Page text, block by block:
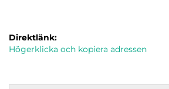
Direktlänk:
Högerklicka och kopiera adressen